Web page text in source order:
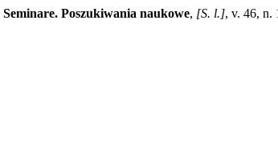
Seminare. Poszukiwania naukowe, [S. l.], v. 46, n.